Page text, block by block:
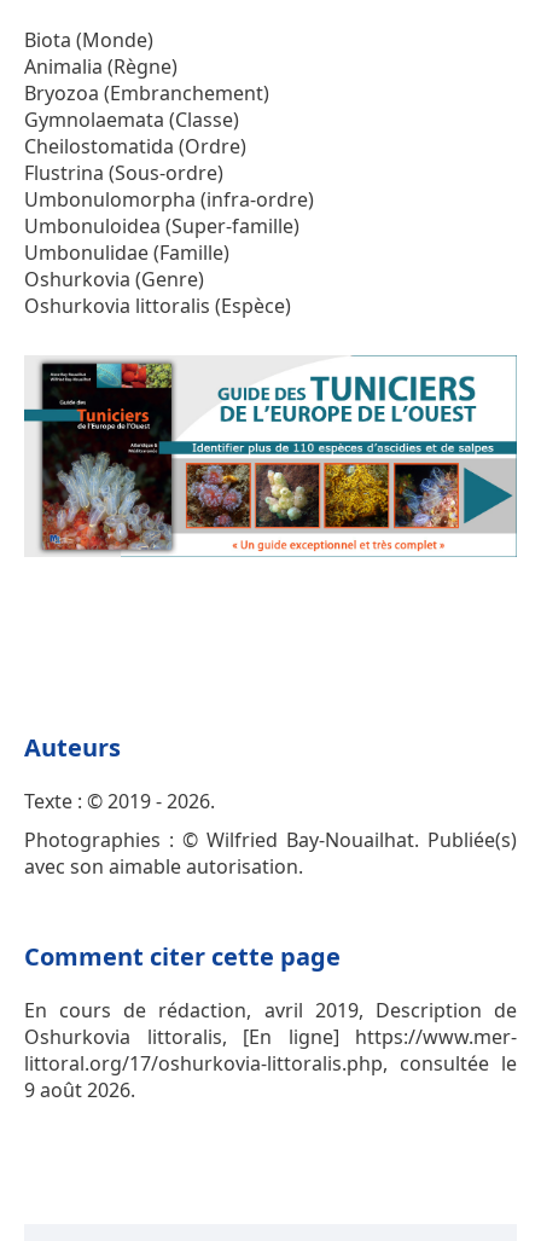
Biota (Monde)
Animalia (Règne)
Bryozoa (Embranchement)
Gymnolaemata (Classe)
Cheilostomatida (Ordre)
Flustrina (Sous-ordre)
Umbonulomorpha (infra-ordre)
Umbonuloidea (Super-famille)
Umbonulidae (Famille)
Oshurkovia (Genre)
Oshurkovia littoralis (Espèce)
Auteurs
Texte : © 2019 - 2026.
Photographies : © Wilfried Bay-Nouailhat. Publiée(s)
avec son aimable autorisation.
Comment citer cette page
En cours de rédaction, avril 2019, Description de
Oshurkovia littoralis, [En ligne] https://www.mer-
littoral.org/17/oshurkovia-littoralis.php, consultée le
9 août 2026.